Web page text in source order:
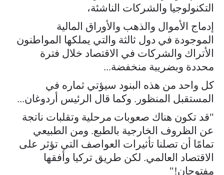
التكنولوجيا والشركات الناشئة،
إدماج الأموال والذهب والأوراق المالية
الموجودة في دول ثالثة والتي يملكها المواطنون
الأتراك والشركات في الاقتصاد خلال فترة
محددة وبضريبة منخفضة...
كل واحد من هذه البنود سيؤتي ثماره في
المستقبل المنظور. وكما قال الرئيس أردوغان...
"قد تكون هناك صعوبات مرحلية وتقلبات ناتجة
عن الظروف الخارجية بالطبع. ومن الطبيعي
تمامًا أن تصلنا تأثيرات العواصف التي تؤثر على
الاقتصاد العالمي. لكن طريق تركيا وأفقها
مفتوحان!"